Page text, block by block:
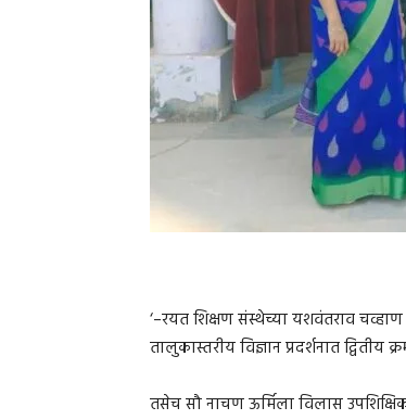
‘–रयत शिक्षण संस्थेच्या यशवंतराव चव्हाण
तालुकास्तरीय विज्ञान प्रदर्शनात द्वितीय
तसेच सौ नाचण ऊर्मिला विलास